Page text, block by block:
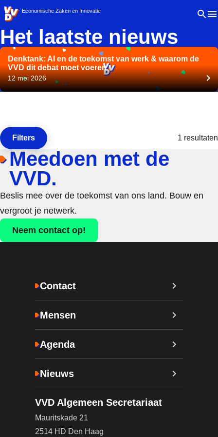
VVD.nl - Ga naar de homepage
Economische Zaken en Innovatie Open
Het laatste nieuws
Denktank: AI en de toekomst van werk & waarom de
VVD dit debat moet voeren
12 mei 2026
Open de
Filters 1 resultaten
Meedoen met de
VVD.
Beslis mee over de toekomst van ons land. Bouw en
vergroot je netwerk.
Neem contact op!
Contact
Mensen
Agenda
Nieuws
VVD Algemeen Secretariaat
Mauritskade 21
2514 HD Den Haag